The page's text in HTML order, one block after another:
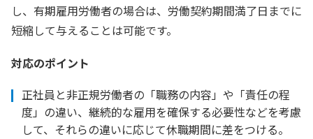
し、有期雇用労働者の場合は、労働契約期間満了日までに
短縮して与えることは可能です。
対応のポイント
正社員と非正規労働者の「職務の内容」や「責任の程
度」の違い、継続的な雇用を確保する必要性などを考慮
して、それらの違いに応じて休職期間に差をつける。